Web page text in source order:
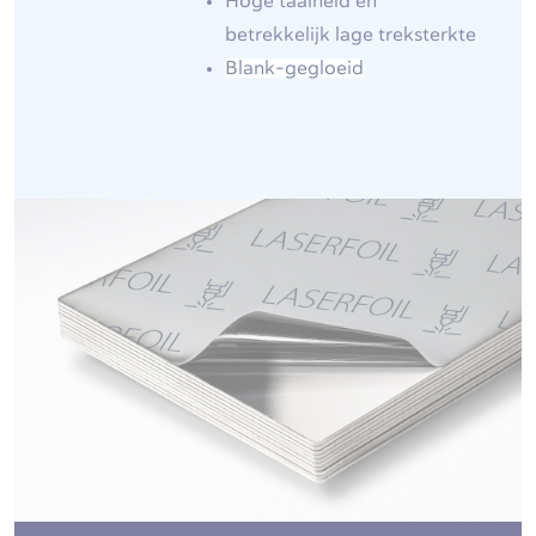
betrekkelijk lage treksterkte
Blank-gegloeid